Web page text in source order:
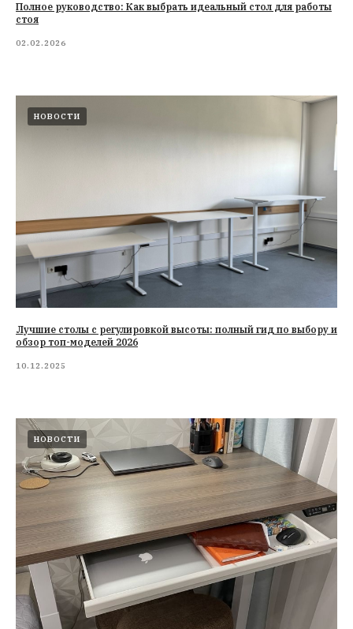
Полное руководство: Как выбрать идеальный стол для работы
стоя
02.02.2026
НОВОСТИ
Лучшие столы с регулировкой высоты: полный гид по выбору и
обзор топ-моделей 2026
10.12.2025
НОВОСТИ